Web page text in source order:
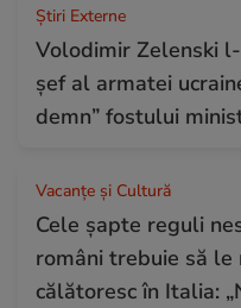
Știri Externe
Volodimir Zelenski
șef al armatei
demn” fostului
Vacanțe și Cultură
Cele șapte reguli
români trebuie să le
călătoresc în Italia: